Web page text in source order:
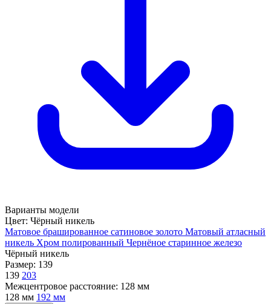
Варианты модели
Цвет: Чёрный никель
Матовое брашированное сатиновое золото Матовый атласный
никель Хром полированный Чернёное старинное железо
Чёрный никель
Размер: 139
139 203
Межцентровое расстояние: 128 мм
128 мм 192 мм